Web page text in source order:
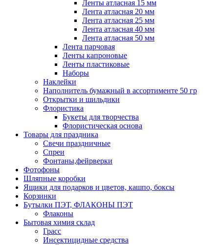
Ленты атласная 15 мм
Лента атласная 20 мм
Лента атласная 25 мм
Лента атласная 40 мм
Лента атласная 50 мм
Лента парчовая
Ленты капроновые
Ленты пластиковые
Наборы
Наклейки
Наполнитель бумажный в ассортименте 50 гр
Открытки и шильдики
Флористика
Букеты для творчества
Флористическая основа
Товары для праздника
Свечи праздничные
Спреи
Фонтаны,фейрверки
Фотофоны
Шляпные коробки
Ящики для подарков и цветов, кашпо, боксы
Корзинки
Бутылки ПЭТ, ФЛАКОНЫ ПЭТ
Флаконы
Бытовая химия склад
Грасс
Инсектицидные средства